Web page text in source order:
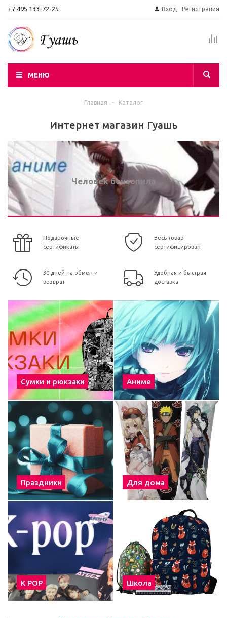
+7 495 133-72-25 Вход Регистрация
МЕНЮ
Главная - Каталог
Интернет магазин Гуашь
Человек бензопила
Подарочные
сертификаты
Весь товар
сертифицирован
30 дней на обмен и
возврат
Удобная и быстрая
доставка
Сумки и рюкзаки Аниме
Праздники Для дома
К POP Школа